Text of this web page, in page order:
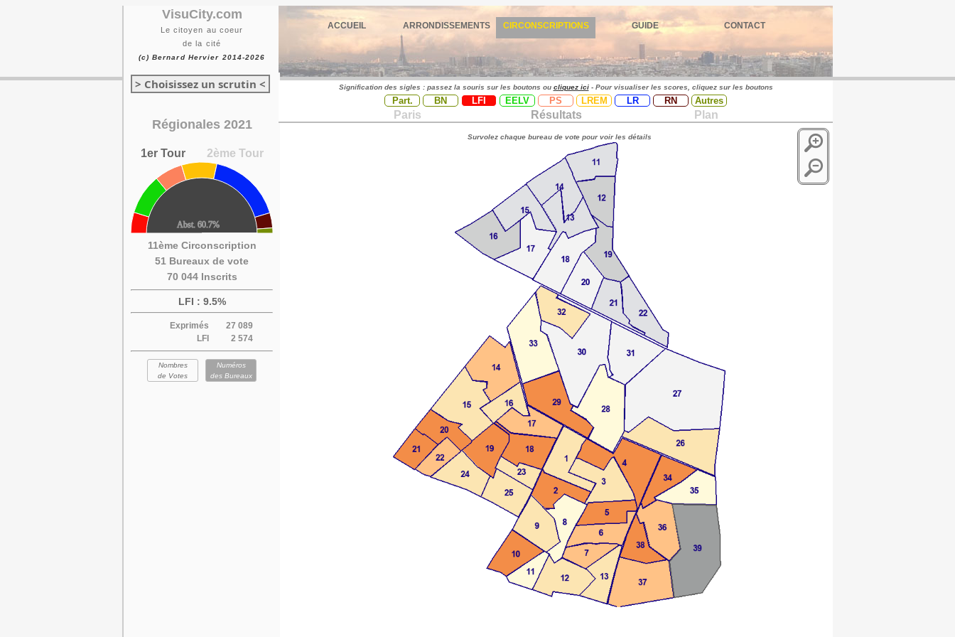
VisuCity.com
Le citoyen au coeur
de la cité
(c) Bernard Hervier 2014-2026
ACCUEIL ARRONDISSEMENTS CIRCONSCRIPTIONS GUIDE CONTACT
> Choisissez un scrutin <
Régionales 2021
1er Tour 2ème Tour
11ème Circonscription
51 Bureaux de vote
70 044 Inscrits
LFI : 9.5%
Exprimés
27 089
LFI
2 574
Nombres
de Votes
Numéros
des Bureaux
Signification des sigles : passez la souris sur les boutons ou cliquez ici- Pour visualiser les scores, cliquez sur les boutons
Part. BN LFI EELV PS LREM LR RN Autres
Paris Résultats Plan
Survolez chaque bureau de vote pour voir les détails